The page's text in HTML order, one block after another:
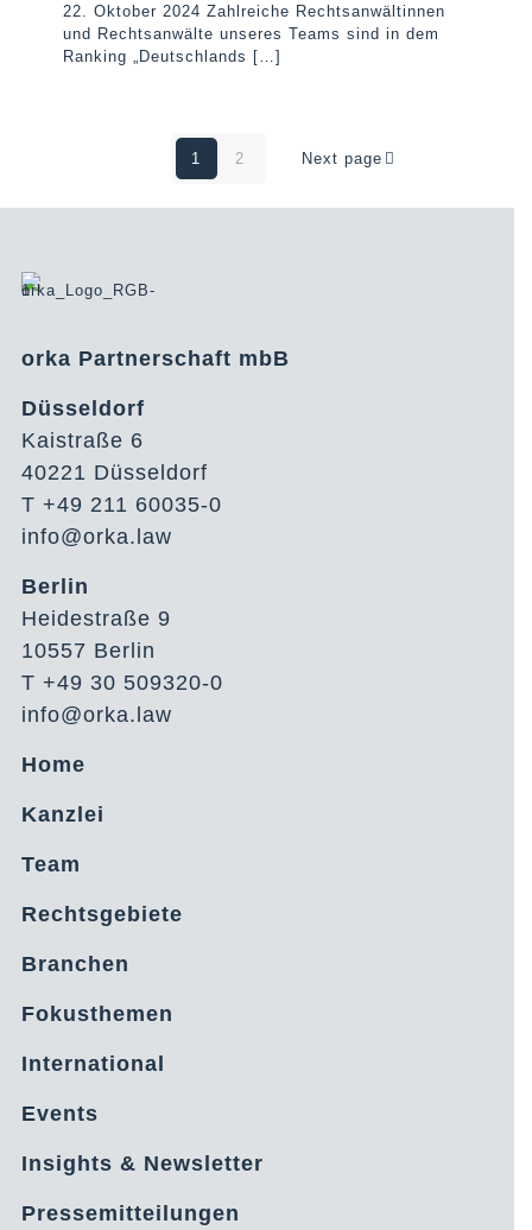
22. Oktober 2024 Zahlreiche Rechtsanwältinnen
und Rechtsanwälte unseres Teams sind in dem
Ranking „Deutschlands […]
1 2 Next page
orka Partnerschaft mbB
Düsseldorf
Kaistraße 6
40221 Düsseldorf
T +49 211 60035-0
info@orka.law
Berlin
Heidestraße 9
10557 Berlin
T +49 30 509320-0
info@orka.law
Home
Kanzlei
Team
Rechtsgebiete
Branchen
Fokusthemen
International
Events
Insights & Newsletter
Pressemitteilungen